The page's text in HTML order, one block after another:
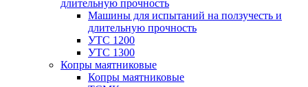
длительную прочность
Машины для испытаний на ползучесть и
длительную прочность
УТС 1200
УТС 1300
Копры маятниковые
Копры маятниковые